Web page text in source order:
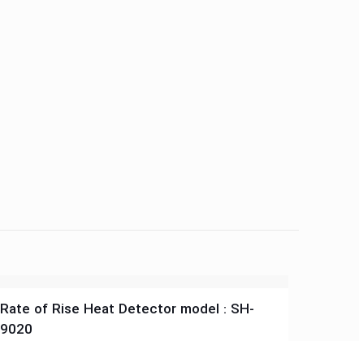
جهت مشاهده مشخصات فنی روی تصویر کلیک کنید
Rate of Rise Heat Detector model : SH-
9020